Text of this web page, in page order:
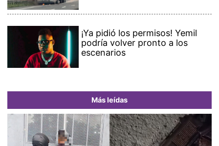
¡Ya pidió los permisos! Yemil
podría volver pronto a los
escenarios
Más leídas